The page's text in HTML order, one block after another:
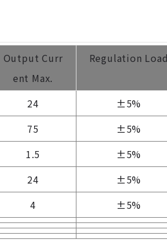
Output Curr
ent Max.
Regulation Load
24 ±5%
75 ±5%
1.5 ±5%
24 ±5%
4 ±5%